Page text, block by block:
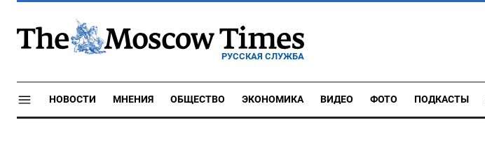
РУССКАЯ СЛУЖБА
НОВОСТИ МНЕНИЯ ОБЩЕСТВО ЭКОНОМИКА ВИДЕО ФОТО ПОДКАСТЫ